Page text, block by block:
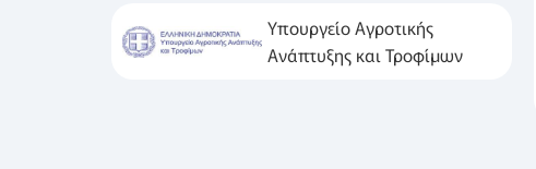
Υπουργείο Αγροτικής
Ανάπτυξης και Τροφίμων